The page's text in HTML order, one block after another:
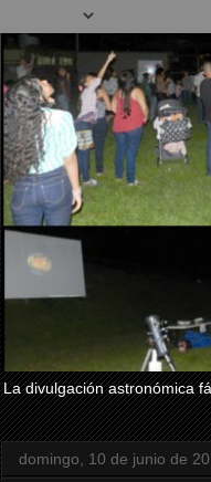
La divulgación astronómica
domingo, 10 de junio de